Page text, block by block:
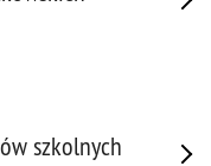
szkolnych